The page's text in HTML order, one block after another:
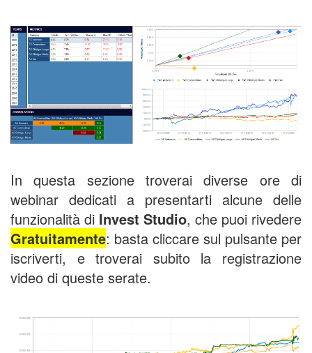
In questa sezione troverai diverse ore di
webinar dedicati a presentarti alcune delle
funzionalità di Invest Studio, che puoi rivedere
Gratuitamente: basta cliccare sul pulsante per
iscriverti, e troverai subito la registrazione
video di queste serate.